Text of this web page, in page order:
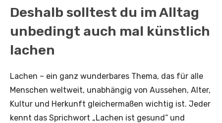
Deshalb solltest du im Alltag
unbedingt auch mal künstlich
lachen
Lachen – ein ganz wunderbares Thema, das für alle
Menschen weltweit, unabhängig von Aussehen, Alter,
Kultur und Herkunft gleichermaßen wichtig ist. Jeder
kennt das Sprichwort „Lachen ist gesund“ und